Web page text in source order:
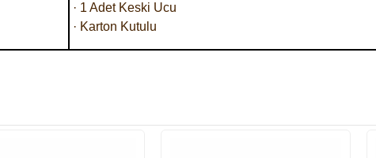
· 1 Adet Keski Ucu
· Karton Kutulu